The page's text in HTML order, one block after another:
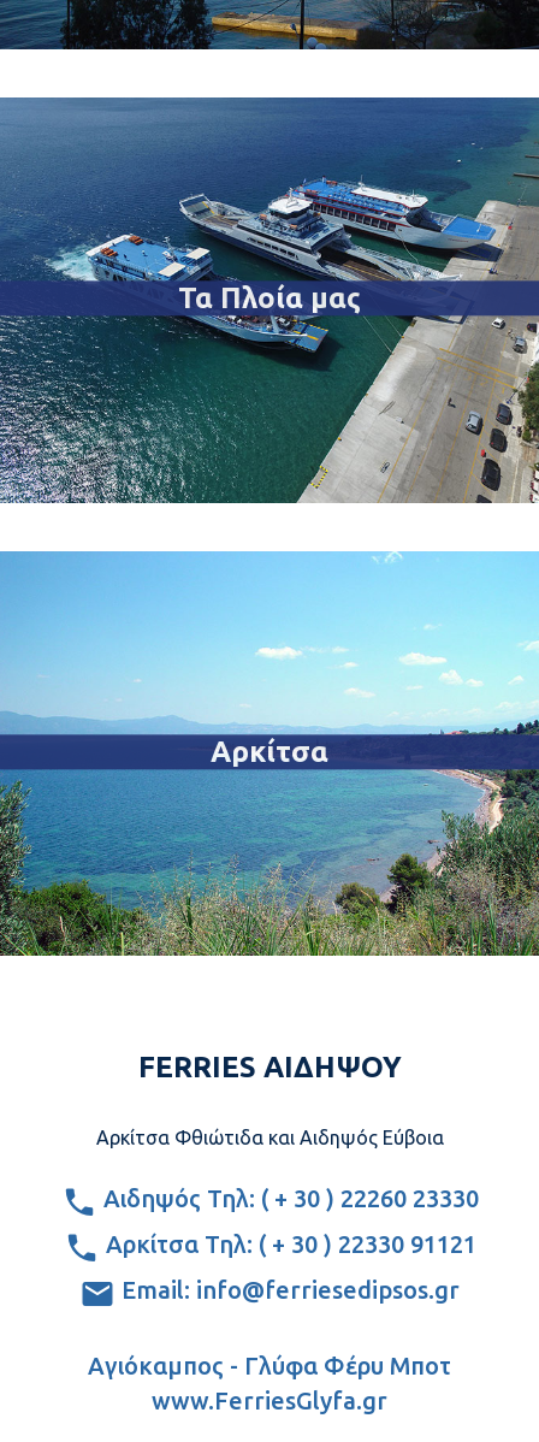
Τα Πλοία μας
Αρκίτσα
FERRIES ΑΙΔΗΨΟΥ
Αρκίτσα Φθιώτιδα και Αιδηψός Εύβοια
Αιδηψός Τηλ: ( + 30 ) 22260 23330
Αρκίτσα Τηλ: ( + 30 ) 22330 91121
Email: info@ferriesedipsos.gr
Αγιόκαμπος - Γλύφα Φέρυ Μποτ
www.FerriesGlyfa.gr